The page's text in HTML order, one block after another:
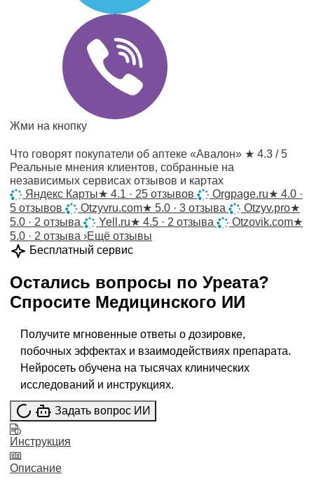
Жми на кнопку
Что говорят покупатели об аптеке «Авалон» ★ 4.3 / 5
Реальные мнения клиентов, собранные на
независимых сервисах отзывов и картах
Яндекс Карты★ 4.1 · 25 отзывов Orgpage.ru★ 4.0 ·
5 отзывов
Otzyvru.com★ 5.0 · 3 отзыва Otzyv.pro★
5.0 · 2 отзыва
Yell.ru★ 4.5 · 2 отзыва Otzovik.com★
5.0 · 2 отзыва ›Ещё отзывы
Бесплатный сервис
Остались вопросы по Уреата?
Спросите Медицинского ИИ
Получите мгновенные ответы о дозировке,
побочных эффектах и взаимодействиях препарата.
Нейросеть обучена на тысячах клинических
исследований и инструкциях.
Задать вопрос ИИ
Инструкция
Описание